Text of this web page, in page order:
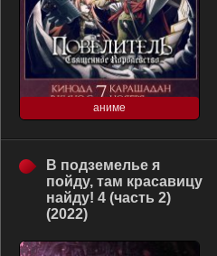
аниме
В подземелье я
пойду, там красавицу
найду! 4 (часть 2)
(2022)